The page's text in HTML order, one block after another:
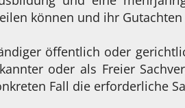
können und ihr
öffentlich oder
oder als Freier
Fall die erforderliche